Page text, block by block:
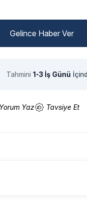
Gelince Haber Ver
Tahmini 1-3 İş Günü
Yorum Yaz Tavsiye Et